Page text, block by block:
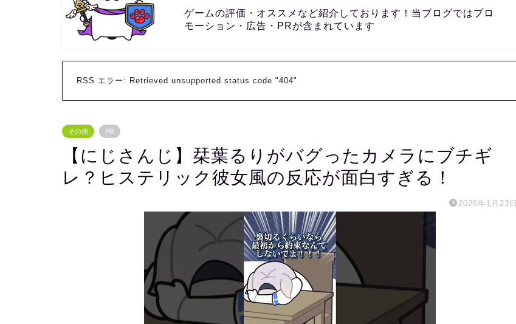
ゲームの評価・オススメなど紹介しております！当ブログではプロ
モーション・広告・PRが含まれています
RSS エラー: Retrieved unsupported status code "404"
その他 PR
【にじさんじ】栞葉るりがバグったカメラにブチギ
レ？ヒステリック彼女風の反応が面白すぎる！
2026年1月23日